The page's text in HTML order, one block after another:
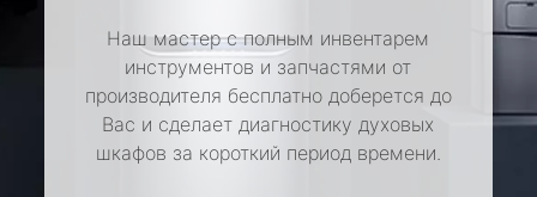
Наш мастер с полным инвентарем
инструментов и запчастями от
производителя бесплатно доберется до
Вас и сделает диагностику духовых
шкафов за короткий период времени.